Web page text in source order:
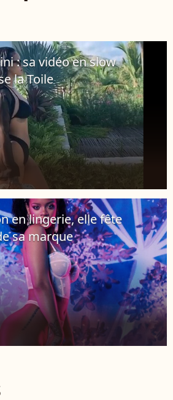
: sa vidéo en slow
la Toile
en lingerie, elle fête
sa marque